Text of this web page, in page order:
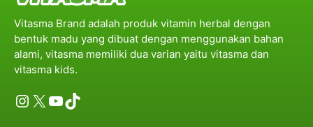
Vitasma Brand adalah produk vitamin herbal dengan
bentuk madu yang dibuat dengan menggunakan bahan
alami, vitasma memiliki dua varian yaitu vitasma dan
vitasma kids.
Instagram
X YouTube
TikTok